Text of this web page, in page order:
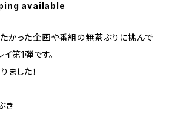
available
かった企画や番組の無茶ぶりに挑んで
イ第1弾です。
した！
き